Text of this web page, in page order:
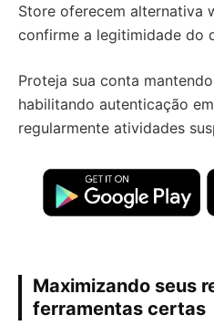
Store oferecem alternativa
confirme a legitimidade do
Proteja sua conta
habilitando autenticação
regularmente atividades
Maximizando seus
ferramentas certas